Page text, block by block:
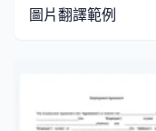
圖片翻譯範例